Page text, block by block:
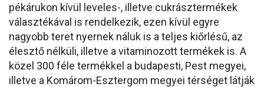
pékárukon kívül leveles-, illetve cukrásztermékek
választékával is rendelkezik, ezen kívül egyre
nagyobb teret nyernek náluk is a teljes kiőrlésű, az
élesztő nélküli, illetve a vitaminozott termékek is. A
közel 300 féle termékkel a budapesti, Pest megyei,
illetve a Komárom-Esztergom megyei térséget látják